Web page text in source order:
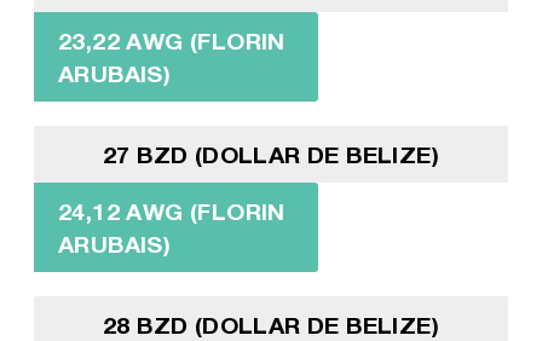
23,22 AWG (FLORIN
ARUBAIS)
27 BZD (DOLLAR DE BELIZE)
24,12 AWG (FLORIN
ARUBAIS)
28 BZD (DOLLAR DE BELIZE)